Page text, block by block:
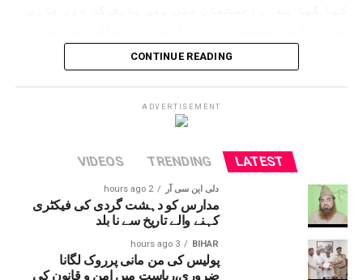
لئے الرٹ جاری کردیا ہے۔ حالانکہ جموں وکشمیر
میں لینڈ سلائڈنگ کی وجہ سے آمدورفت ٹھپ تھی لیکن
اب چھ دنوں کے بعد آمدورفت جاری ہوئی ہے۔
امرناتھ یاترا بھی شروع کردی گئی ہے۔
CONTINUE READING
ADVERTISEMENT
LATEST
TRENDING
VIDEOS
دلی این سی آر 2 hours ago
مدارس کو دہشت گردی کی فیکٹری
کہنے والے تاریخ سے نا بلد
BIHAR
3 hours ago
پولیس کی من مانی پرروک لگانا
ضروری،ریاست میں امن و قانون کی